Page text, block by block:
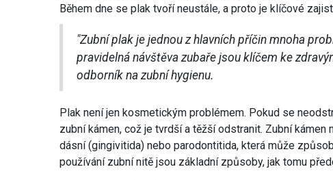
Během dne se plak tvoří neustále, a proto je klíčové
"Zubní plak je jednou z hlavních příčin mnoha
pravidelná návštěva zubaře jsou klíčem ke
odborník na zubní hygienu.
Plak není jen kosmetickým problémem. Pokud se
zubní kámen, což je tvrdší a těžší odstranit. Zubní
dásní (gingivitida) nebo parodontitida, která může
používání zubní nitě jsou základní způsoby, jak tomu